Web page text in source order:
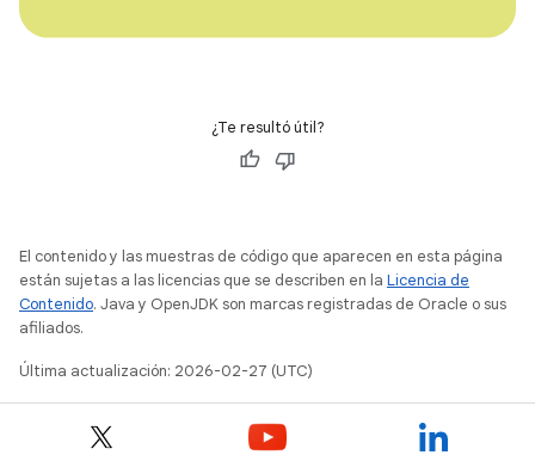
¿Te resultó útil?
El contenido y las muestras de código que aparecen en esta página
están sujetas a las licencias que se describen en la Licencia de
Contenido. Java y OpenJDK son marcas registradas de Oracle o sus
afiliados.
Última actualización: 2026-02-27 (UTC)